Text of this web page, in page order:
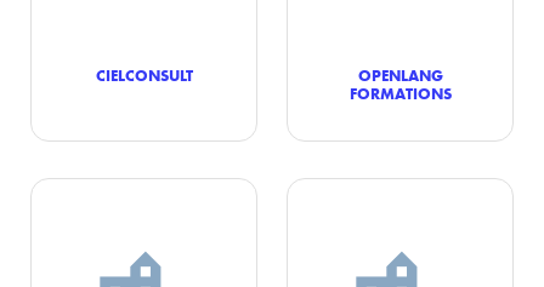
CIELCONSULT
OPENLANG
FORMATIONS